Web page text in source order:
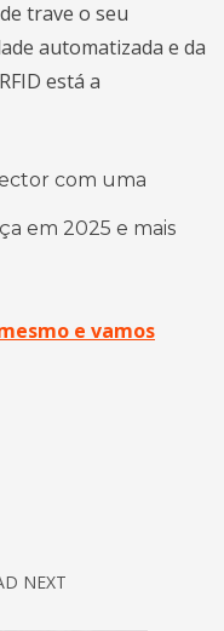
trave o seu
automatizada e da
está a
com uma
em 2025 e mais
e vamos
NEXT